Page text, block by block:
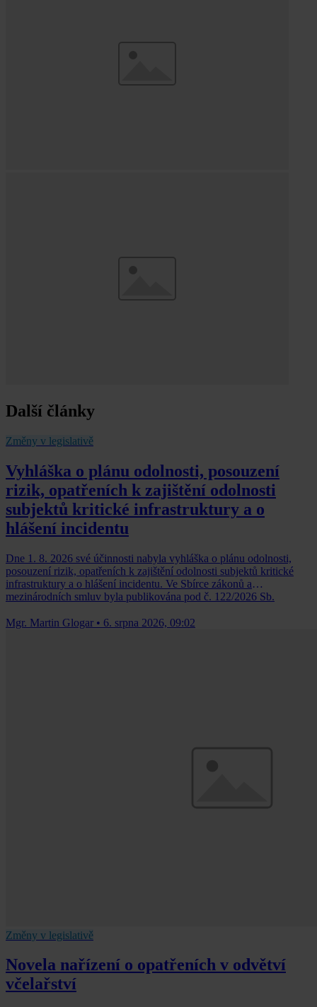
Další články
Změny v legislativě
Vyhláška o plánu odolnosti, posouzení
rizik, opatřeních k zajištění odolnosti
subjektů kritické infrastruktury a o
hlášení incidentu
Dne 1. 8. 2026 své účinnosti nabyla vyhláška o plánu odolnosti,
posouzení rizik, opatřeních k zajištění odolnosti subjektů kritické
infrastruktury a o hlášení incidentu. Ve Sbírce zákonů a
mezinárodních smluv byla publikována pod č. 122/2026 Sb.
Mgr. Martin Glogar • 6. srpna 2026, 09:02
Změny v legislativě
Novela nařízení o opatřeních v odvětví
včelařství